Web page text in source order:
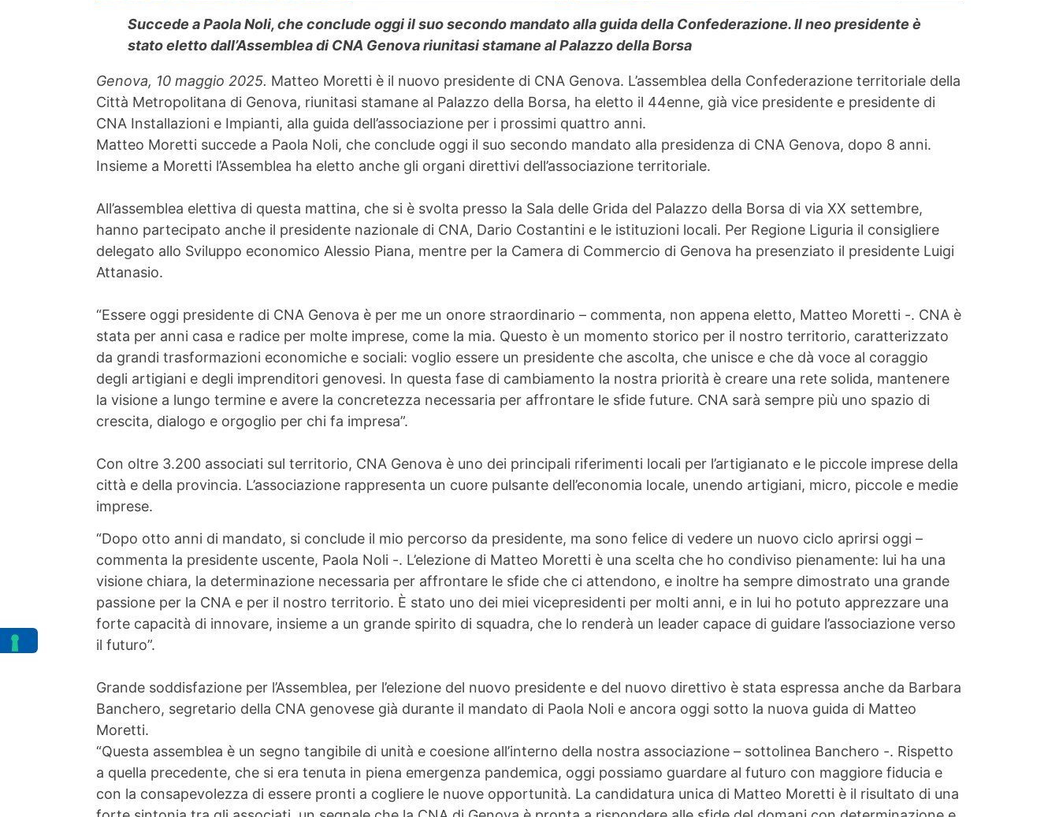
Succede a Paola Noli, che conclude oggi il suo secondo mandato alla guida della Confederazione. Il neo presidente è
stato eletto dall’Assemblea di CNA Genova riunitasi stamane al Palazzo della Borsa
Genova, 10 maggio 2025. Matteo Moretti è il nuovo presidente di CNA Genova. L’assemblea della Confederazione territoriale della
Città Metropolitana di Genova, riunitasi stamane al Palazzo della Borsa, ha eletto il 44enne, già vice presidente e presidente di
CNA Installazioni e Impianti, alla guida dell’associazione per i prossimi quattro anni.
Matteo Moretti succede a Paola Noli, che conclude oggi il suo secondo mandato alla presidenza di CNA Genova, dopo 8 anni.
Insieme a Moretti l’Assemblea ha eletto anche gli organi direttivi dell’associazione territoriale.
All’assemblea elettiva di questa mattina, che si è svolta presso la Sala delle Grida del Palazzo della Borsa di via XX settembre,
hanno partecipato anche il presidente nazionale di CNA, Dario Costantini e le istituzioni locali. Per Regione Liguria il consigliere
delegato allo Sviluppo economico Alessio Piana, mentre per la Camera di Commercio di Genova ha presenziato il presidente Luigi
Attanasio.
“Essere oggi presidente di CNA Genova è per me un onore straordinario – commenta, non appena eletto, Matteo Moretti -. CNA è
stata per anni casa e radice per molte imprese, come la mia. Questo è un momento storico per il nostro territorio, caratterizzato
da grandi trasformazioni economiche e sociali: voglio essere un presidente che ascolta, che unisce e che dà voce al coraggio
degli artigiani e degli imprenditori genovesi. In questa fase di cambiamento la nostra priorità è creare una rete solida, mantenere
la visione a lungo termine e avere la concretezza necessaria per affrontare le sfide future. CNA sarà sempre più uno spazio di
crescita, dialogo e orgoglio per chi fa impresa”.
Con oltre 3.200 associati sul territorio, CNA Genova è uno dei principali riferimenti locali per l’artigianato e le piccole imprese della
città e della provincia. L’associazione rappresenta un cuore pulsante dell’economia locale, unendo artigiani, micro, piccole e medie
imprese.
“Dopo otto anni di mandato, si conclude il mio percorso da presidente, ma sono felice di vedere un nuovo ciclo aprirsi oggi –
commenta la presidente uscente, Paola Noli -. L’elezione di Matteo Moretti è una scelta che ho condiviso pienamente: lui ha una
visione chiara, la determinazione necessaria per affrontare le sfide che ci attendono, e inoltre ha sempre dimostrato una grande
passione per la CNA e per il nostro territorio. È stato uno dei miei vicepresidenti per molti anni, e in lui ho potuto apprezzare una
forte capacità di innovare, insieme a un grande spirito di squadra, che lo renderà un leader capace di guidare l’associazione verso
il futuro”.
Grande soddisfazione per l’Assemblea, per l’elezione del nuovo presidente e del nuovo direttivo è stata espressa anche da Barbara
Banchero, segretario della CNA genovese già durante il mandato di Paola Noli e ancora oggi sotto la nuova guida di Matteo
Moretti.
“Questa assemblea è un segno tangibile di unità e coesione all’interno della nostra associazione – sottolinea Banchero -. Rispetto
a quella precedente, che si era tenuta in piena emergenza pandemica, oggi possiamo guardare al futuro con maggiore fiducia e
con la consapevolezza di essere pronti a cogliere le nuove opportunità. La candidatura unica di Matteo Moretti è il risultato di una